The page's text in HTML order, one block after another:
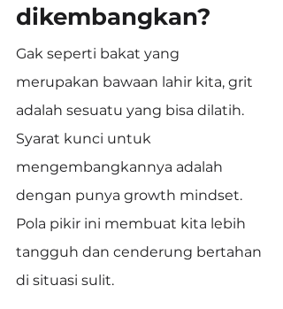
dikembangkan?
Gak seperti bakat yang
merupakan bawaan lahir kita, grit
adalah sesuatu yang bisa dilatih.
Syarat kunci untuk
mengembangkannya adalah
dengan punya growth mindset.
Pola pikir ini membuat kita lebih
tangguh dan cenderung bertahan
di situasi sulit.